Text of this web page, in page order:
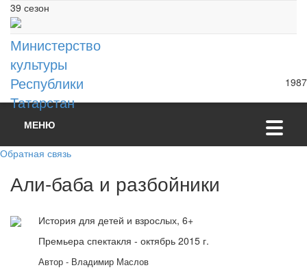
39 сезон
Министерство
культуры
Республики
Татарстан
1987
МЕНЮ
Обратная связь
Али-баба и разбойники
История для детей и взрослых, 6+
Премьера спектакля - октябрь 2015 г.
Автор - Владимир Маслов